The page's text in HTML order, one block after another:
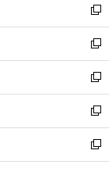
く
で
開
く
ド
ウ
で
開
く
ィ
ン
ド
ウ
で
開
く
い
ウ
ィ
ン
ド
ウ
で
開
く
新
し
い
ウ
ィ
ン
ド
ウ
で
開
新
し
い
ウ
ィ
ン
ド
ウ
新
し
い
ウ
ィ
ン
新
し
い
ウ
新
し